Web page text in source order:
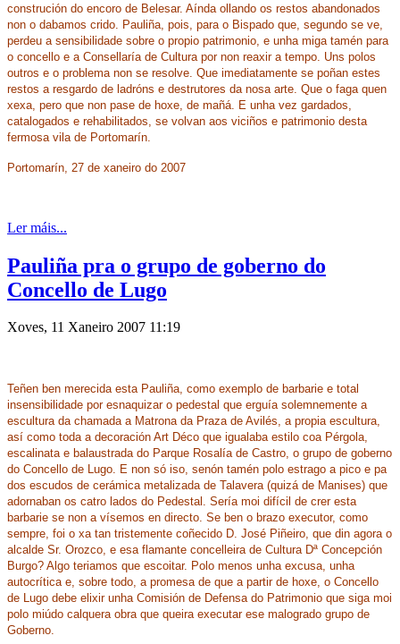
construción do encoro de Belesar. Aínda ollando os restos abandonados
non o dabamos crido. Pauliña, pois, para o Bispado que, segundo se ve,
perdeu a sensibilidade sobre o propio patrimonio, e unha miga tamén para
o concello e a Consellaría de Cultura por non reaxir a tempo. Uns polos
outros e o problema non se resolve. Que imediatamente se poñan estes
restos a resgardo de ladróns e destrutores da nosa arte. Que o faga quen
xexa, pero que non pase de hoxe, de mañá. E unha vez gardados,
catalogados e rehabilitados, se volvan aos viciños e patrimonio desta
fermosa vila de Portomarín.
Portomarín, 27 de xaneiro do 2007
Ler máis...
Pauliña pra o grupo de goberno do
Concello de Lugo
Xoves, 11 Xaneiro 2007 11:19
Teñen ben merecida esta Pauliña, como exemplo de barbarie e total
insensibilidade por esnaquizar o pedestal que erguía solemnemente a
escultura da chamada a Matrona da Praza de Avilés, a propia escultura,
así como toda a decoración Art Déco que igualaba estilo coa Pérgola,
escalinata e balaustrada do Parque Rosalía de Castro, o grupo de goberno
do Concello de Lugo. E non só iso, senón tamén polo estrago a pico e pa
dos escudos de cerámica metalizada de Talavera (quizá de Manises) que
adornaban os catro lados do Pedestal. Sería moi difícil de crer esta
barbarie se non a vísemos en directo. Se ben o brazo executor, como
sempre, foi o xa tan tristemente coñecido D. José Piñeiro, que din agora o
alcalde Sr. Orozco, e esa flamante concelleira de Cultura Dª Concepción
Burgo? Algo teriamos que escoitar. Polo menos unha excusa, unha
autocrítica e, sobre todo, a promesa de que a partir de hoxe, o Concello
de Lugo debe elixir unha Comisión de Defensa do Patrimonio que siga moi
polo miúdo calquera obra que queira executar ese malogrado grupo de
Goberno.